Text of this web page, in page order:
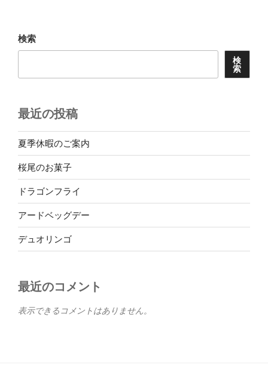
ン
検索
検
索
最近の投稿
夏季休暇のご案内
桜尾のお菓子
ドラゴンフライ
アードベッグデー
デュオリンゴ
最近のコメント
表示できるコメントはありません。